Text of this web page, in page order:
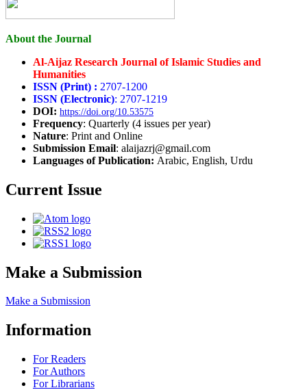
About the Journal
Al-Aijaz Research Journal of Islamic Studies and
Humanities
ISSN (Print) : 2707-1200
ISSN (Electronic): 2707-1219
DOI: https://doi.org/10.53575
Frequency: Quarterly (4 issues per year)
Nature: Print and Online
Submission Email: alaijazrj@gmail.com
Languages of Publication: Arabic, English, Urdu
Current Issue
Make a Submission
Make a Submission
Information
For Readers
For Authors
For Librarians